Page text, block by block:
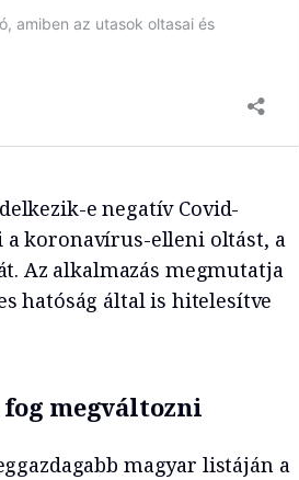
e negatív Covid-
a koronavírus-elleni oltást, a
Az alkalmazás megmutatja
hatóság által is hitelesítve
megváltozni
magyar listáján a